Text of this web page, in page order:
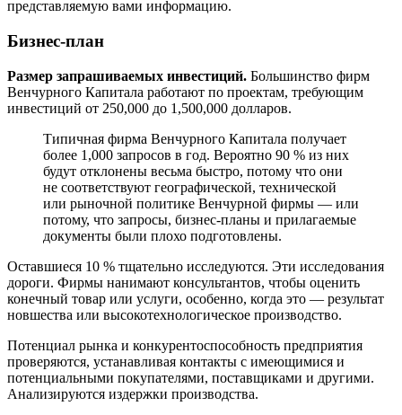
представляемую вами информацию.
Бизнес-план
Размер запрашиваемых инвестиций. Большинство фирм
Венчурного Капитала работают по проектам, требующим
инвестиций от 250,000 до 1,500,000 долларов.
Типичная фирма Венчурного Капитала получает
более 1,000 запросов в год. Вероятно 90 % из них
будут отклонены весьма быстро, потому что они
не соответствуют географической, технической
или рыночной политике Венчурной фирмы — или
потому, что запросы, бизнес-планы и прилагаемые
документы были плохо подготовлены.
Оставшиеся 10 % тщательно исследуются. Эти исследования
дороги. Фирмы нанимают консультантов, чтобы оценить
конечный товар или услуги, особенно, когда это — результат
новшества или высокотехнологическое производство.
Потенциал рынка и конкурентоспособность предприятия
проверяются, устанавливая контакты с имеющимися и
потенциальными покупателями, поставщиками и другими.
Анализируются издержки производства.